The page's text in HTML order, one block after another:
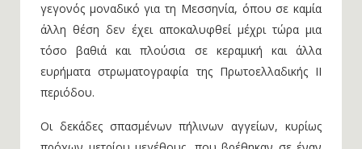
γεγονός μοναδικό για τη Μεσσηνία, όπου σε καμία
άλλη θέση δεν έχει αποκαλυφθεί μέχρι τώρα μια
τόσο βαθιά και πλούσια σε κεραμική και άλλα
ευρήματα στρωματογραφία της Πρωτοελλαδικής ΙΙ
περιόδου.
Οι δεκάδες σπασμένων πήλινων αγγείων, κυρίως